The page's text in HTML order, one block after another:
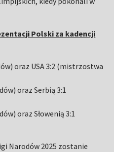
Polski za kadencji
oraz USA 3:2 (mistrzostwa
oraz Serbią 3:1
oraz Słowenią 3:1
Narodów 2025 zostanie